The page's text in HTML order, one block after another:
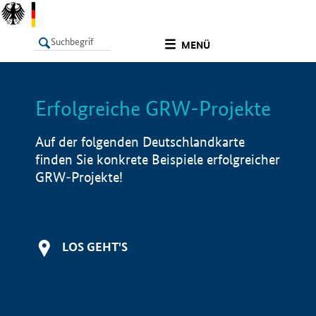
MENÜ
LISTE Info
Erfolgreiche GRW-Projekte
Auf der folgenden Deutschlandkarte
finden Sie konkrete Beispiele erfolgreicher
GRW-Projekte!
LOS GEHT'S